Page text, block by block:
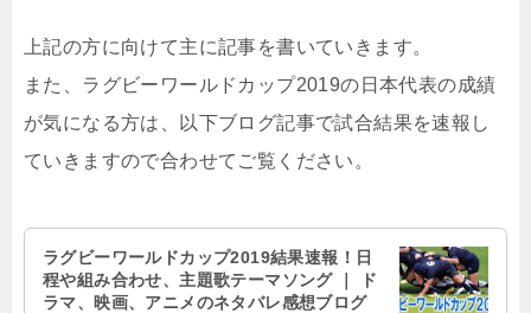
上記の方に向けて主に記事を書いていきます。
また、ラグビーワールドカップ2019の日本代表の成績
が気になる方は、以下ブログ記事で試合結果を速報し
ていきますので合わせてご覧ください。
ラグビーワールドカップ2019結果速報！日
程や組み合わせ、主題歌テーマソング ｜ ド
ラマ、映画、アニメのネタバレ感想ブログ